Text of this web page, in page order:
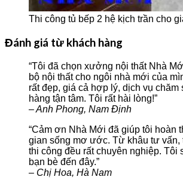
Thi công tủ bếp 2 hệ kịch trần cho
Đánh giá từ khách hàng
“Tôi đã chọn xưởng nội thất Nhà
bộ nội thất cho ngôi nhà mới của
rất đẹp, giá cả hợp lý, dịch vụ chăm
hàng tận tâm. Tôi rất hài lòng!”
– Anh Phong, Nam Định
“Cảm ơn Nhà Mới đã giúp tôi hoàn
gian sống mơ ước. Từ khâu tư vấn,
thi công đều rất chuyên nghiệp. Tôi
bạn bè đến đây.”
– Chị Hoa, Hà Nam